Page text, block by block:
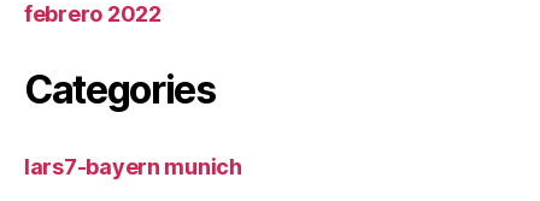
febrero 2022
Categories
lars7-bayern munich